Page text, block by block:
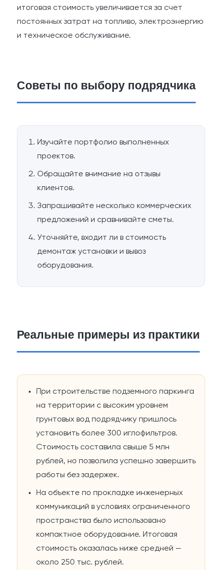
итоговая стоимость увеличивается за счет
постоянных затрат на топливо, электроэнергию
и техническое обслуживание.
Советы по выбору подрядчика
Изучайте портфолио выполненных
проектов.
Обращайте внимание на отзывы
клиентов.
Запрашивайте несколько коммерческих
предложений и сравнивайте сметы.
Уточняйте, входит ли в стоимость
демонтаж установки и вывоз
оборудования.
Реальные примеры из практики
При строительстве подземного паркинга
на территории с высоким уровнем
грунтовых вод подрядчику пришлось
установить более 300 иглофильтров.
Стоимость составила свыше 5 млн
рублей, но позволила успешно завершить
работы без задержек.
На объекте по прокладке инженерных
коммуникаций в условиях ограниченного
пространства было использовано
компактное оборудование. Итоговая
стоимость оказалась ниже средней —
около 250 тыс. рублей.